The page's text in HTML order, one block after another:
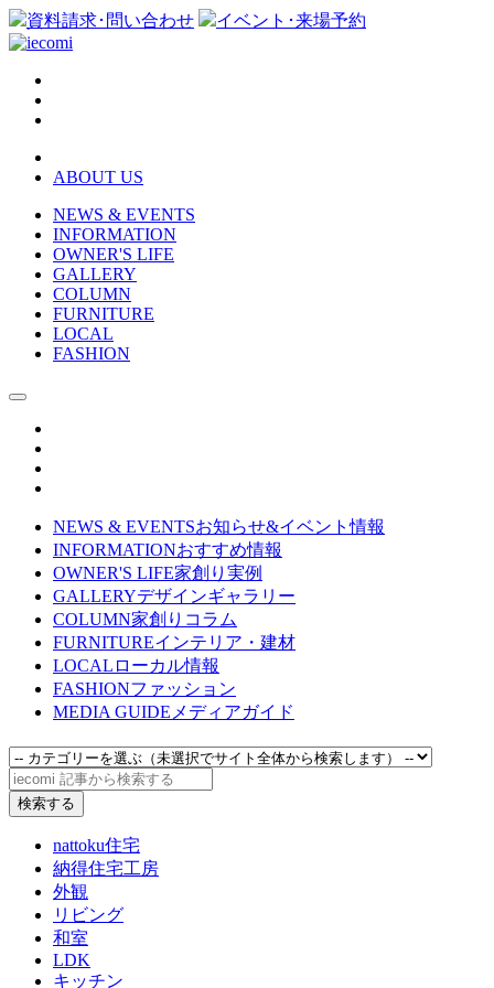
資料請求･問い合わせ イベント･来場予約
ABOUT US
NEWS & EVENTS
INFORMATION
OWNER'S LIFE
GALLERY
COLUMN
FURNITURE
LOCAL
FASHION
NEWS & EVENTSお知らせ&イベント情報
INFORMATIONおすすめ情報
OWNER'S LIFE家創り実例
GALLERYデザインギャラリー
COLUMN家創りコラム
FURNITUREインテリア・建材
LOCAL ローカル情報
FASHIONファッション
MEDIA GUIDE メディアガイド
nattoku住宅
納得住宅工房
外観
リビング
和室
LDK
キッチン